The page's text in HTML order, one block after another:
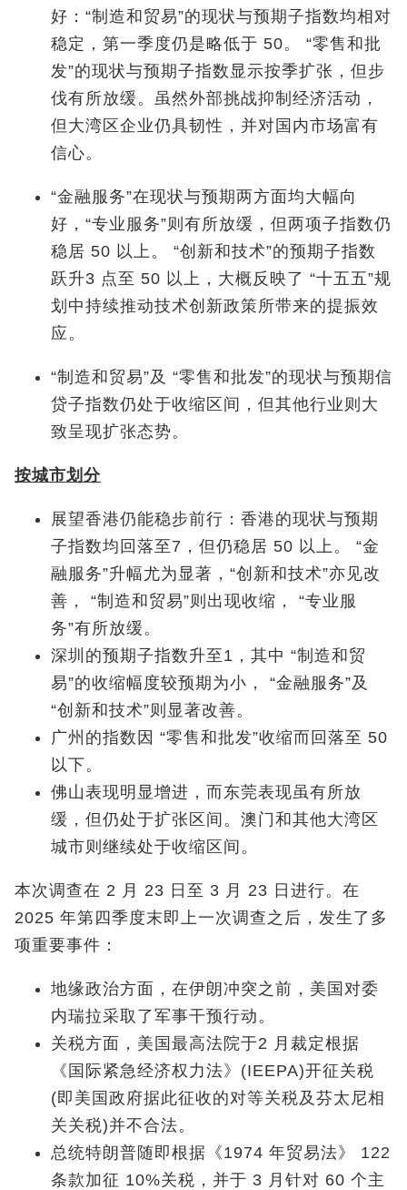
好：“制造和贸易”的现状与预期子指数均相对
稳定，第一季度仍是略低于 50。 “零售和批
发”的现状与预期子指数显示按季扩张，但步
伐有所放缓。虽然外部挑战抑制经济活动，
但大湾区企业仍具韧性，并对国内市场富有
信心。
“金融服务”在现状与预期两方面均大幅向
好，“专业服务”则有所放缓，但两项子指数仍
稳居 50 以上。 “创新和技术”的预期子指数
跃升3 点至 50 以上，大概反映了 “十五五”规
划中持续推动技术创新政策所带来的提振效
应。
“制造和贸易”及 “零售和批发”的现状与预期信
贷子指数仍处于收缩区间，但其他行业则大
致呈现扩张态势。
按城市划分
展望香港仍能稳步前行：香港的现状与预期
子指数均回落至7，但仍稳居 50 以上。 “金
融服务”升幅尤为显著，“创新和技术”亦见改
善， “制造和贸易”则出现收缩， “专业服
务”有所放缓。
深圳的预期子指数升至1，其中 “制造和贸
易”的收缩幅度较预期为小， “金融服务”及
“创新和技术”则显著改善。
广州的指数因 “零售和批发”收缩而回落至 50
以下。
佛山表现明显增进，而东莞表现虽有所放
缓，但仍处于扩张区间。澳门和其他大湾区
城市则继续处于收缩区间。
本次调查在 2 月 23 日至 3 月 23 日进行。在
2025 年第四季度末即上一次调查之后，发生了多
项重要事件：
地缘政治方面，在伊朗冲突之前，美国对委
内瑞拉采取了军事干预行动。
关税方面，美国最高法院于2 月裁定根据
《国际紧急经济权力法》(IEEPA)开征关税
(即美国政府据此征收的对等关税及芬太尼相
关关税)并不合法。
总统特朗普随即根据《1974 年贸易法》 122
条款加征 10%关税，并于 3 月针对 60 个主